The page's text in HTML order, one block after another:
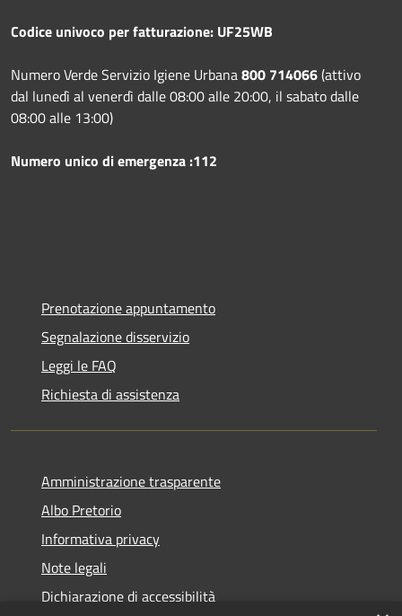
Codice univoco per fatturazione: UF25WB
Numero Verde Servizio Igiene Urbana800 714066(attivo
dal lunedì al venerdì dalle 08:00 alle 20:00, il sabato dalle
08:00 alle 13:00)
Numero unico di emergenza :112
Prenotazione appuntamento
Segnalazione disservizio
Leggi le FAQ
Richiesta di assistenza
Amministrazione trasparente
Albo Pretorio
Informativa privacy
Note legali
Dichiarazione di accessibilità